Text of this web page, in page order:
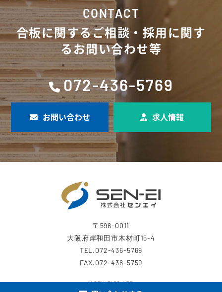
CONTACT
合板に関するご相談・採用に関す
るお問い合わせ等
072-436-5769
お問い合わせ 求人情報
〒596-0011
大阪府岸和田市木材町15-4
TEL.072-436-5769
FAX.072-436-5759
© SEN-EI CO.,LTD.